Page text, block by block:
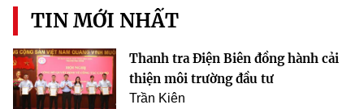
TIN MỚI NHẤT
Thanh tra Điện Biên đồng hành cải
thiện môi trường đầu tư
Trần Kiên